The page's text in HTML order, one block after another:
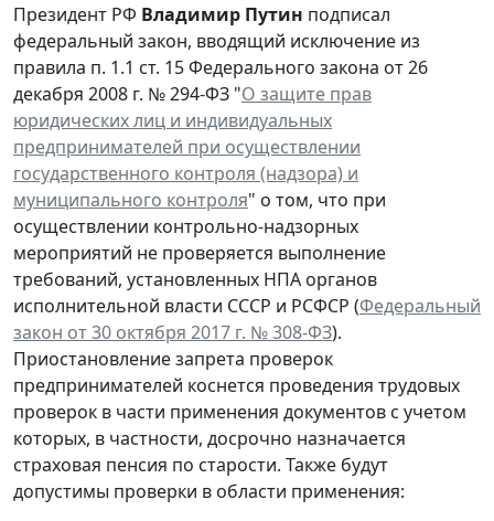
Президент РФ Владимир Путин подписал
федеральный закон, вводящий исключение из
правила п. 1.1 ст. 15 Федерального закона от 26
декабря 2008 г. № 294-ФЗ "О защите прав
юридических лиц и индивидуальных
предпринимателей при осуществлении
государственного контроля (надзора) и
муниципального контроля" о том, что при
осуществлении контрольно-надзорных
мероприятий не проверяется выполнение
требований, установленных НПА органов
исполнительной власти СССР и РСФСР (Федеральный
закон от 30 октября 2017 г. № 308-ФЗ).
Приостановление запрета проверок
предпринимателей коснется проведения трудовых
проверок в части применения документов с учетом
которых, в частности, досрочно назначается
страховая пенсия по старости. Также будут
допустимы проверки в области применения: